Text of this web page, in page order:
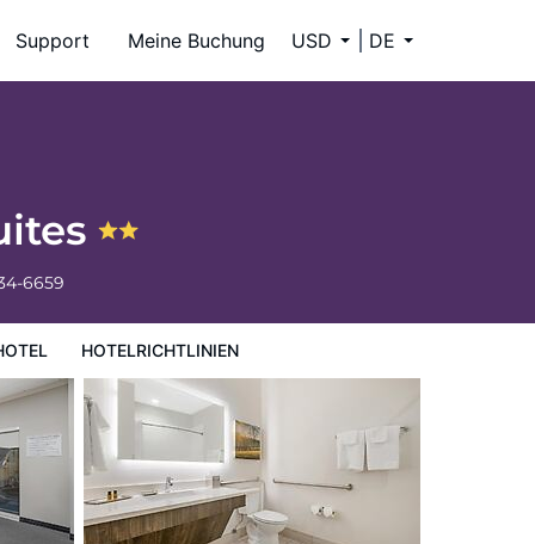
Support Meine Buchung USD DE
6659
HOTELRICHTLINIEN